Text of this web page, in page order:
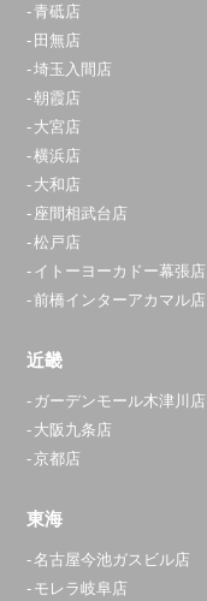
青砥店
田無店
埼玉入間店
朝霞店
大宮店
横浜店
大和店
座間相武台店
松戸店
イトーヨーカドー幕張店
前橋インターアカマル店
近畿
ガーデンモール木津川店
大阪九条店
京都店
東海
名古屋今池ガスビル店
モレラ岐阜店